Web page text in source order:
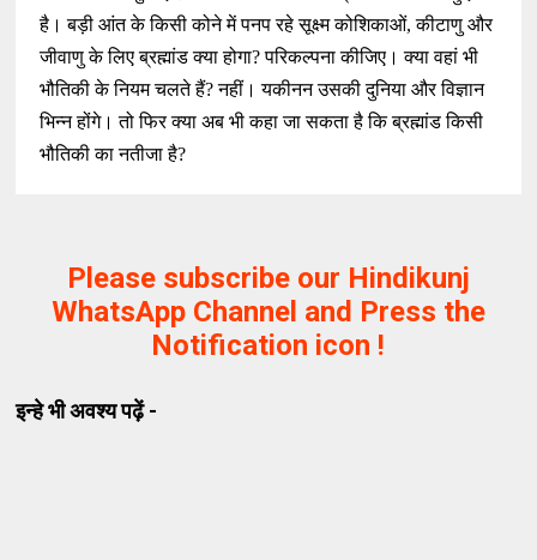
है। बड़ी आंत के किसी कोने में पनप रहे सूक्ष्म कोशिकाओं, कीटाणु और
जीवाणु के लिए ब्रह्मांड क्या होगा? परिकल्पना कीजिए। क्या वहां भी
भौतिकी के नियम चलते हैं? नहीं। यकीनन उसकी दुनिया और विज्ञान
भिन्न होंगे। तो फिर क्या अब भी कहा जा सकता है कि ब्रह्मांड किसी
भौतिकी का नतीजा है?
Please subscribe our Hindikunj
WhatsApp Channel and Press the
Notification icon !
इन्हे भी अवश्य पढ़ें -